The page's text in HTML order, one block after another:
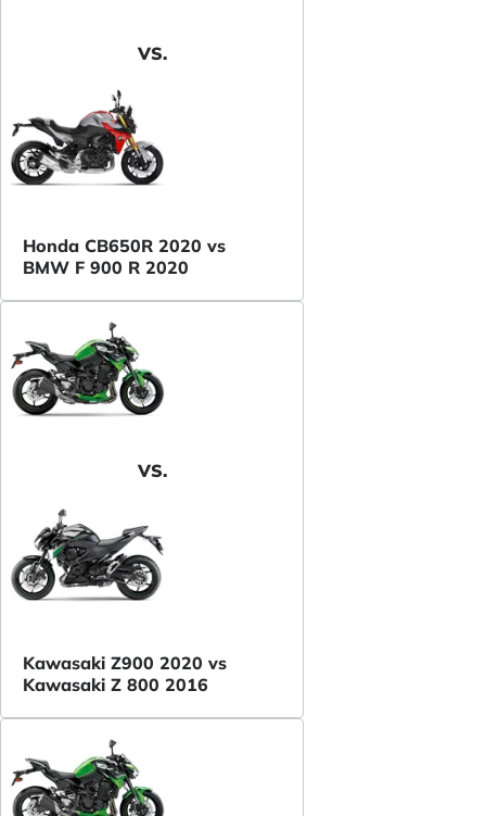
VS.
Honda CB650R 2020 vs
BMW F 900 R 2020
VS.
Kawasaki Z900 2020 vs
Kawasaki Z 800 2016